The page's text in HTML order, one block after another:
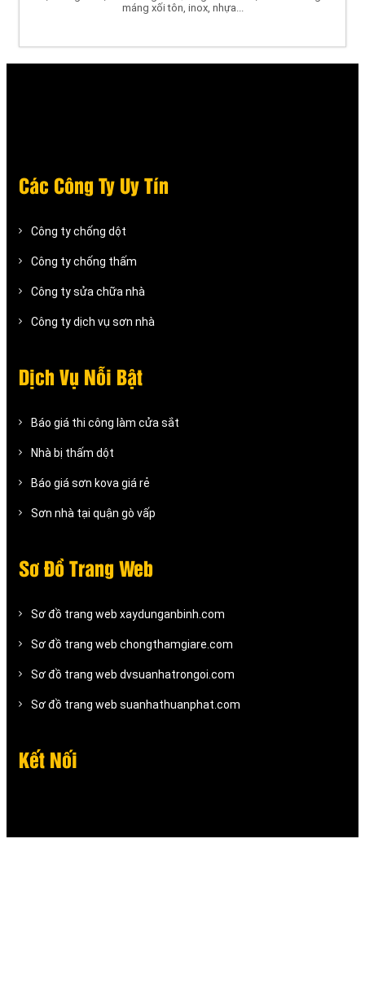
máng xối tôn, inox, nhựa...
Các Công Ty Uy Tín
Công ty chống dột
Công ty chống thấm
Công ty sửa chữa nhà
Công ty dịch vụ sơn nhà
Dịch Vụ Nỗi Bật
Báo giá thi công làm cửa sắt
Nhà bị thấm dột
Báo giá sơn kova giá rẻ
Sơn nhà tại quận gò vấp
Sơ Đồ Trang Web
Sơ đồ trang web xaydunganbinh.com
Sơ đồ trang web chongthamgiare.com
Sơ đồ trang web dvsuanhatrongoi.com
Sơ đồ trang web suanhathuanphat.com
Kết Nối